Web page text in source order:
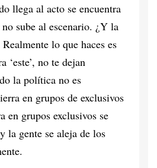
llega al acto se encuentra
sube al escenario. ¿Y la
lo que haces es
‘este’, no te dejan
la política no es
en grupos de exclusivos
en grupos exclusivos se
la gente se aleja de los